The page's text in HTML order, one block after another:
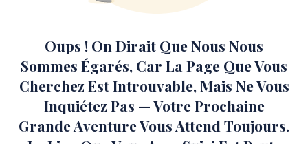
Oups ! On Dirait Que Nous Nous
Sommes Égarés, Car La Page Que Vous
Cherchez Est Introuvable, Mais Ne Vous
Inquiétez Pas — Votre Prochaine
Grande Aventure Vous Attend Toujours.